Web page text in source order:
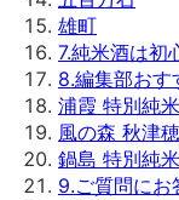
雄町
7.純米酒は初
8.編集部おす
浦霞 特別純米
風の森 秋津
鍋島 特別純米
9.ご質問にお